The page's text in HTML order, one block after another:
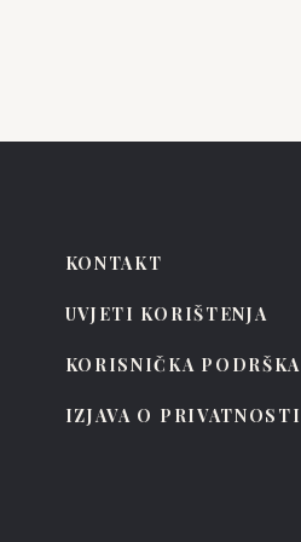
KONTAKT
UVJETI KORIŠTENJA
KORISNIČKA PODRŠKA
IZJAVA O PRIVATNOSTI